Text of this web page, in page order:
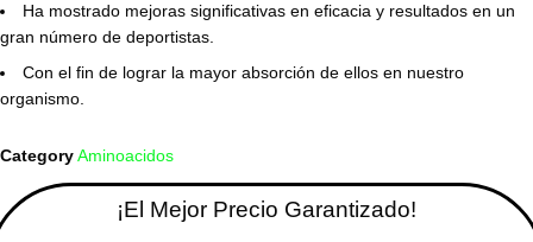
Ha mostrado mejoras significativas en eficacia y resultados en un
gran número de deportistas.
Con el fin de lograr la mayor absorción de ellos en nuestro
organismo.
CategoryAminoacidos
¡El Mejor Precio Garantizado!